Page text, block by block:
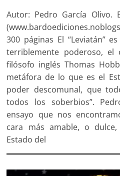
Autor: Pedro García Olivo.
300 páginas El “Leviatán”
terriblemente poderoso,
filósofo inglés Thomas
metáfora de lo que es el
poder descomunal, que
todos los soberbios”.
ensayo que nos
cara más amable, o
Estado del